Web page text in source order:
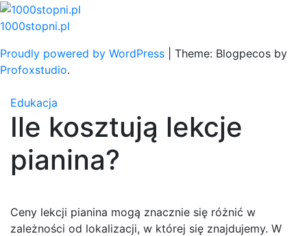
Skip
to
1000stopni.pl
Proudly powered by WordPress
Theme: Blogpecos by
Profoxstudio.
Edukacja
Ile kosztują lekcje
pianina?
Ceny lekcji pianina mogą znacznie się różnić w
zależności od lokalizacji, w której się znajdujemy. W